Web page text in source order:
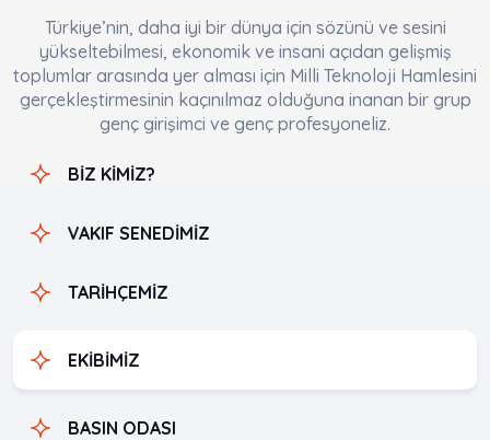
Türkiye’nin, daha iyi bir dünya için sözünü ve sesini
yükseltebilmesi, ekonomik ve insani açıdan gelişmiş
toplumlar arasında yer alması için Milli Teknoloji Hamlesini
gerçekleştirmesinin kaçınılmaz olduğuna inanan bir grup
genç girişimci ve genç profesyoneliz.
BİZ KİMİZ?
VAKIF SENEDİMİZ
TARİHÇEMİZ
EKİBİMİZ
BASIN ODASI